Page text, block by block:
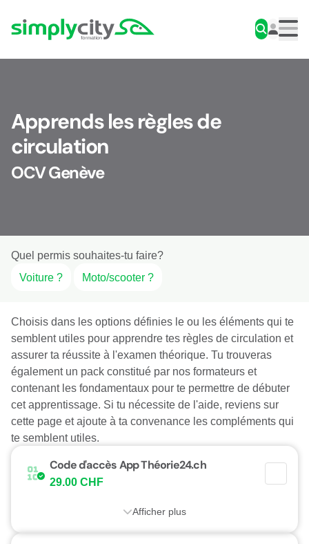
Simplycity
Apprends les règles de
circulation
OCV Genève
Quel permis souhaites-tu faire?
Voiture ?
Moto/scooter ?
Choisis dans les options définies le ou les éléments qui te
semblent utiles pour apprendre tes règles de circulation et
assurer ta réussite à l'examen théorique. Tu trouveras
également un pack constitué par nos formateurs et
contenant les fondamentaux pour te permettre de débuter
cet apprentissage. Si tu nécessite de l'aide, reviens sur
cette page et ajoute à ta convenance les compléments qui
te semblent utiles.
Code d'accès App Théorie24.ch
29.00 CHF
Afficher plus